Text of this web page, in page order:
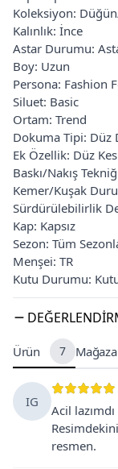
Koleksiyon:
Kalınlık: İnce
Astar Durumu:
Boy: Uzun
Persona: Fashion
Siluet: Basic
Ortam: Trend
Dokuma Tipi: Düz
Ek Özellik: Düz
Baskı/Nakış
Kemer/Kuşak
Sürdürülebilirlik
Kap: Kapsız
Sezon: Tüm
Menşei: TR
Kutu Durumu:
Ürün 7 Mağaza
IG
Acil
resmen.